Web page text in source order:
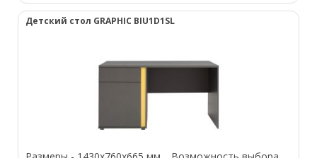
Детский стол GRAPHIC BIU1D1SL